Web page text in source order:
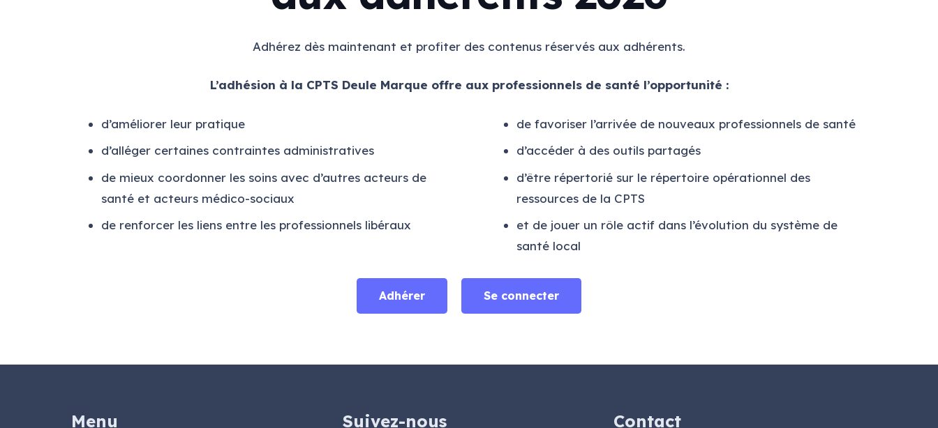
Adhérez dès maintenant et profiter des contenus réservés aux adhérents.
L’adhésion à la CPTS Deule Marque offre aux professionnels de santé l’opportunité :
d’améliorer leur pratique
d’alléger certaines contraintes administratives
de mieux coordonner les soins avec d’autres acteurs de
santé et acteurs médico-sociaux
de renforcer les liens entre les professionnels libéraux
de favoriser l’arrivée de nouveaux professionnels de santé
d’accéder à des outils partagés
d’être répertorié sur le répertoire opérationnel des
ressources de la CPTS
et de jouer un rôle actif dans l’évolution du système de
santé local
Adhérer Se connecter
Menu Suivez-nous Contact